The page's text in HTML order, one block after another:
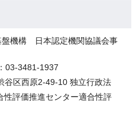
盤機構 日本認定機関協議会事
03-3481-1937
区西原2-49-10 独立行政法
性評価推進センター適合性評